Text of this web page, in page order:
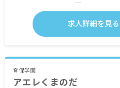
月給207,800円～
（内訳）
基本給 159,000
＜別途支給手当
■住宅手当 月上
求人詳細を見る
育保学園
アエレくまのだ